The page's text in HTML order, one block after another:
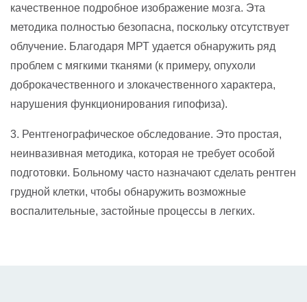
качественное подробное изображение мозга. Эта
методика полностью безопасна, поскольку отсутствует
облучение. Благодаря МРТ удается обнаружить ряд
проблем с мягкими тканями (к примеру, опухоли
доброкачественного и злокачественного характера,
нарушения функционирования гипофиза).
3. Рентгенографическое обследование. Это простая,
неинвазивная методика, которая не требует особой
подготовки. Больному часто назначают сделать рентген
грудной клетки, чтобы обнаружить возможные
воспалительные, застойные процессы в легких.